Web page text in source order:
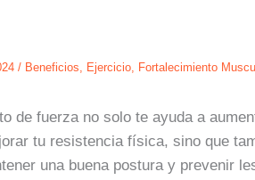
/ Beneficios Ejercicio, Fortalecimiento
de fuerza no solo te ayuda a
tu resistencia física, sino que
una buena postura y prevenir